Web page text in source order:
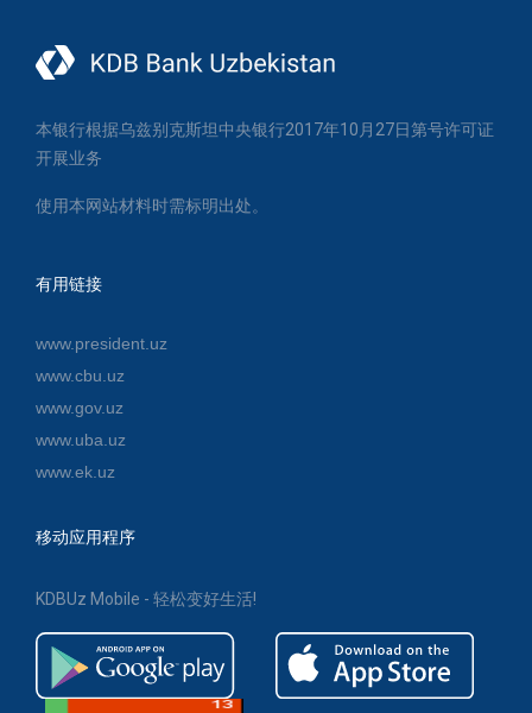
本银行根据乌兹别克斯坦中央银行2017年10月27日第号许可证
开展业务
使用本网站材料时需标明出处。
有用链接
www.president.uz
www.cbu.uz
www.gov.uz
www.uba.uz
www.ek.uz
移动应用程序
KDBUz Mobile - 轻松变好生活!